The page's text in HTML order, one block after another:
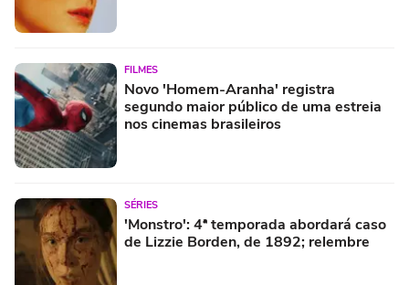
FILMES
Novo 'Homem-Aranha' registra
segundo maior público de uma estreia
nos cinemas brasileiros
SÉRIES
'Monstro': 4ª temporada abordará caso
de Lizzie Borden, de 1892; relembre